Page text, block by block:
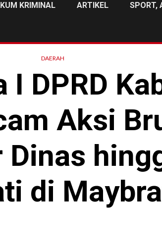
KRIMINAL ARTIKEL SPORT,
DAERAH
I DPRD
Aksi
di